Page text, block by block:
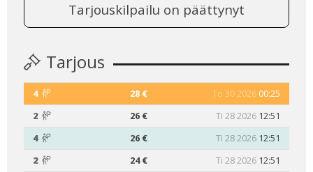
Tarjouskilpailu on päättynyt
Tarjous
4 28 € To 30 2026 00:25
2
26 € Ti 28 2026 12:51
4
26 € Ti 28 2026 12:51
2
24 € Ti 28 2026 12:51